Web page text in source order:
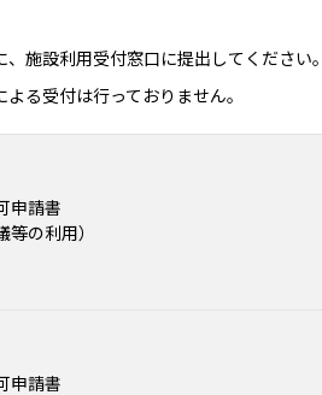
、施設利用受付窓口に提出してください
る受付は行っておりません。
申請書
等の利用）
申請書